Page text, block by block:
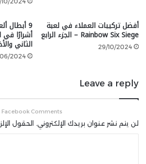
فقط، لكنه قرار لسنا
بنسبة 100%.
البداية في السنوات القادمة.
أفضل تركيبات العملاء في لعبة
Rainbow Six Siege – الجزء الرابع
29/10/2024
9 أبطال
أشرارًا في
الثاني
2024
Leave a reply
Facebook Comments
لن يتم نشر عنوان بريدك الإلكتروني. الحقول